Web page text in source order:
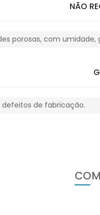
NÃO
porosas, com
defeitos de fabricação.